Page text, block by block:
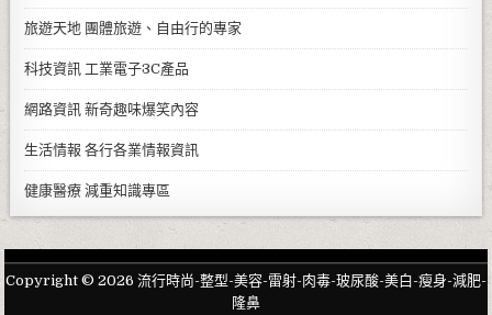
旅遊天地 團體旅遊、自由行的專家
科技資訊 工業電子3C產品
網路資訊 新奇趣味爆笑內容
生活情報 各行各業情報資訊
健康醫療 減重知識專區
Copyright © 2026 流行時尚-整型-美容-雷射-肉毒-玻尿酸-美白-瘦身-減肥-
隆鼻